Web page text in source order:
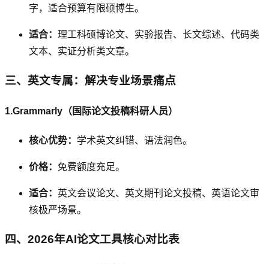
字，适合预算有限硕博生。
适合： 理工科硕博论文、实验报告、长文综述、代码类
文本、实证分析类文章。
三、英文专属：解决专业场景痛点
1.Grammarly（国际论文投稿科研人员）
核心优势： 学术英文纠错、语法润色。
价格： 免费额度充足。
适合： 英文会议论文、英文期刊论文投稿、英语论文审
核极严场景。
四、2026年AI论文工具核心对比表